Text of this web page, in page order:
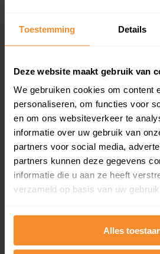
Toestemming Details
Deze website maakt gebruik van
We gebruiken cookies om content
personaliseren, om functies voor
en om ons websiteverkeer te
informatie over uw gebruik van
partners voor social media,
partners kunnen deze gegevens
informatie die u aan ze heeft
verzameld op basis van uw
Alles
Een overzicht van alle verkochte
inclusief een jaar lang gratis
Bekijk product
Direct leverbaar
Kadastrale kaart pakket
Alleen globale ligging perceel